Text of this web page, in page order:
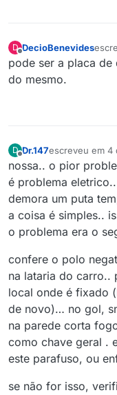
D
Offline
DecioBenevides
pode ser a placa
do mesmo.
D Dr.147escreveu em 4
última edição
nossa.. o pior
é problema
demora um puta
a coisa é simples..
o problema era o
confere o polo
na lataria do carro..
local onde é fixado
de novo)… no gol,
na parede corta
como chave geral .
este parafuso, ou
se não for isso,